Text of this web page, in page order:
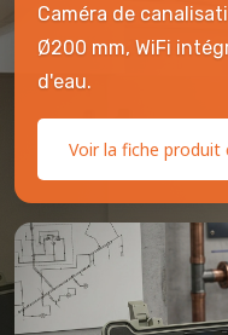
Caméra de
Ø200 mm, WiFi
d'eau.
Voir la fiche produit